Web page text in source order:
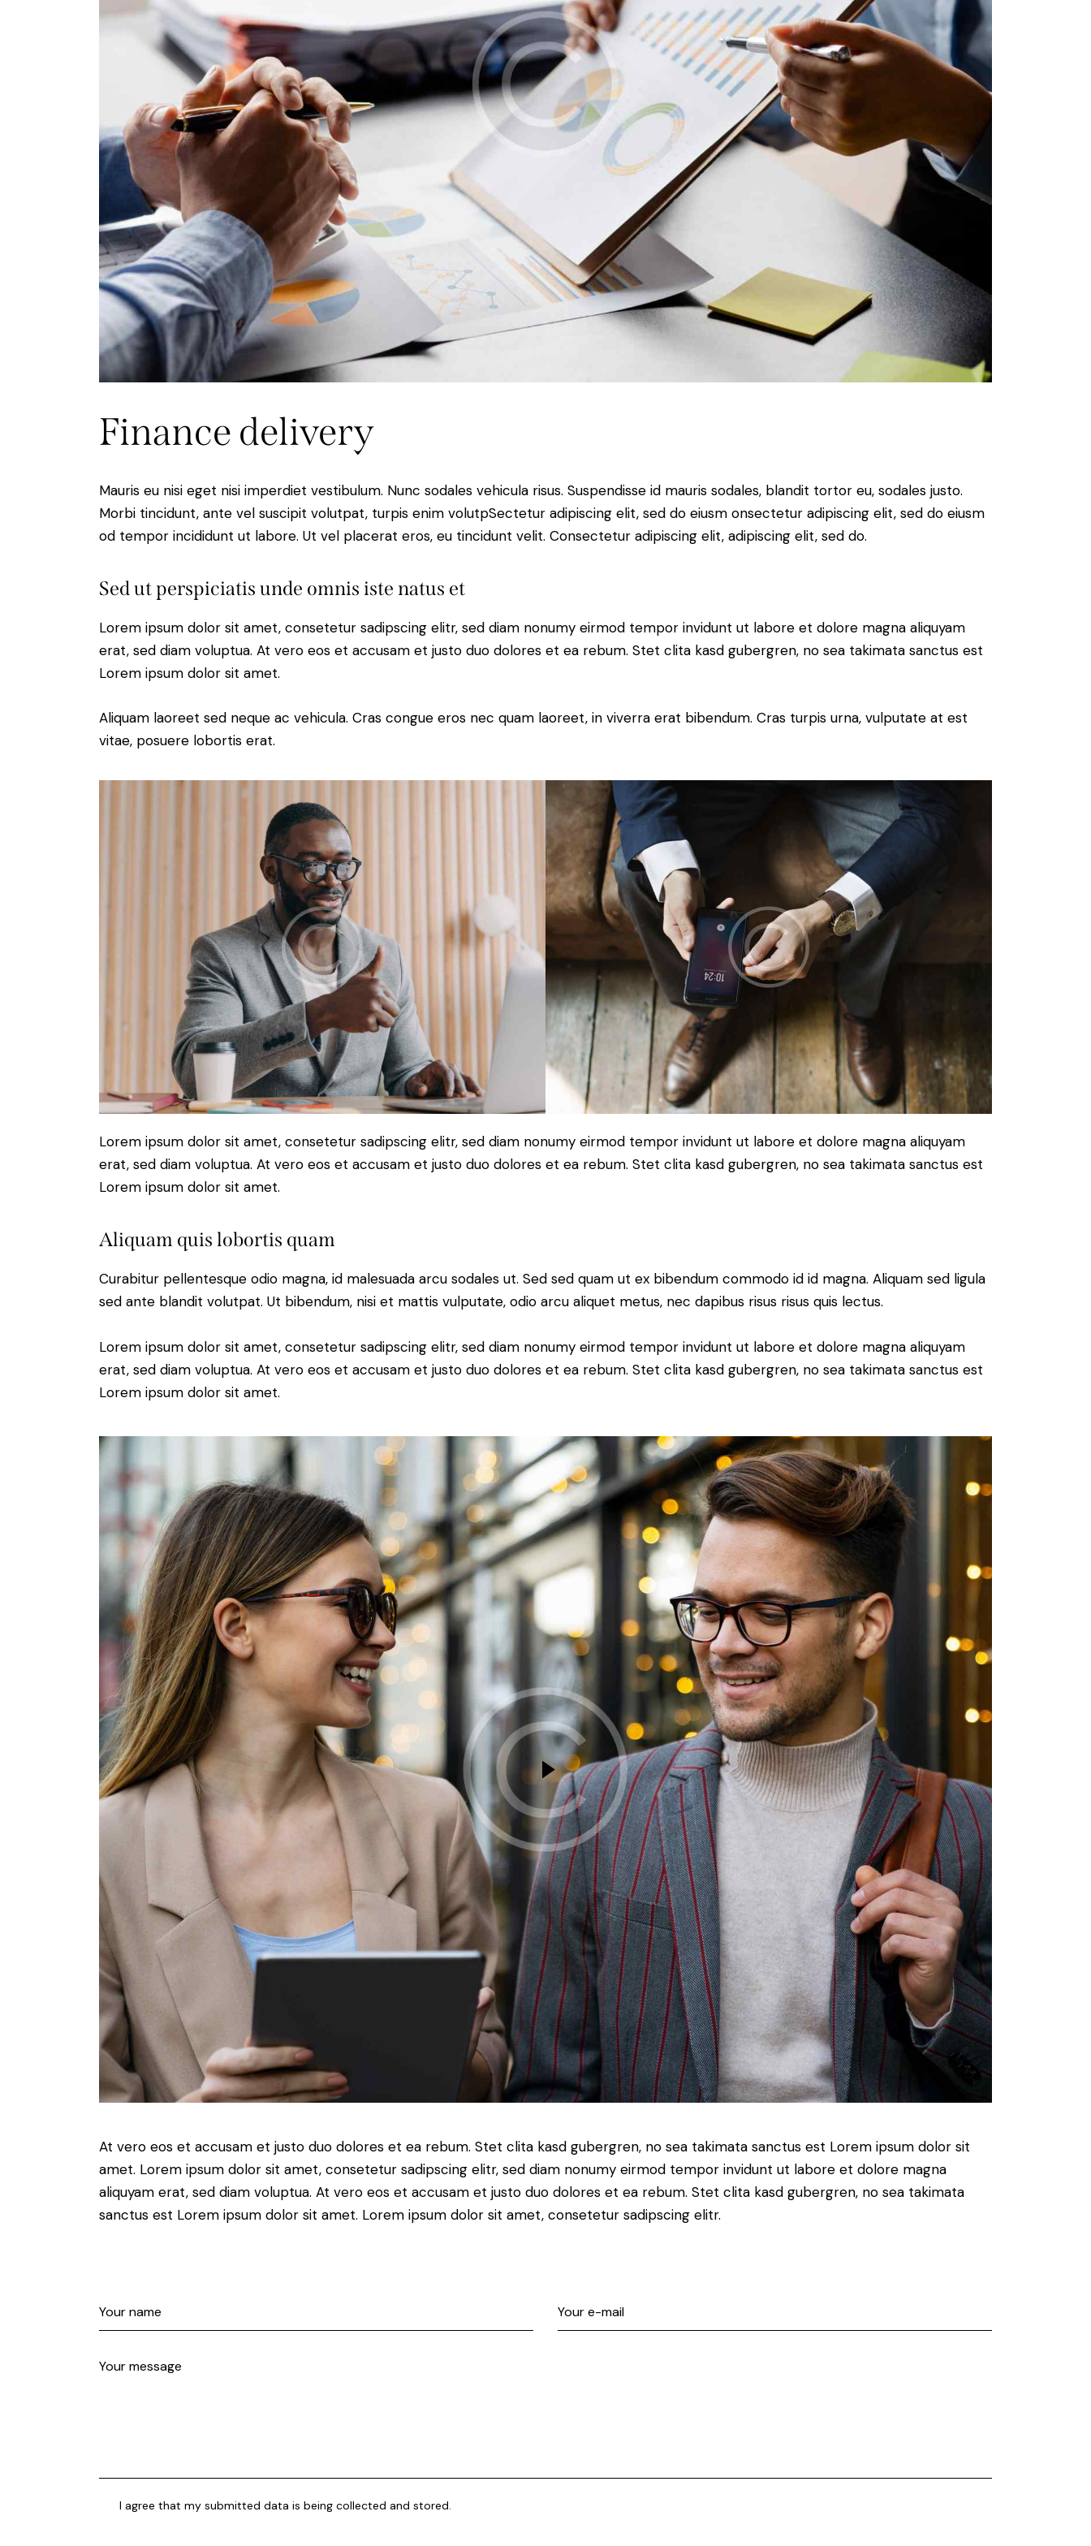
Finance delivery
Mauris eu nisi eget nisi imperdiet vestibulum. Nunc sodales vehicula risus. Suspendisse id mauris sodales, blandit tortor eu, sodales justo.
Morbi tincidunt, ante vel suscipit volutpat, turpis enim volutpSectetur adipiscing elit, sed do eiusm onsectetur adipiscing elit, sed do eiusm
od tempor incididunt ut labore. Ut vel placerat eros, eu tincidunt velit. Consectetur adipiscing elit, adipiscing elit, sed do.
Sed ut perspiciatis unde omnis iste natus et
Lorem ipsum dolor sit amet, consetetur sadipscing elitr, sed diam nonumy eirmod tempor invidunt ut labore et dolore magna aliquyam
erat, sed diam voluptua. At vero eos et accusam et justo duo dolores et ea rebum. Stet clita kasd gubergren, no sea takimata sanctus est
Lorem ipsum dolor sit amet.
Aliquam laoreet sed neque ac vehicula. Cras congue eros nec quam laoreet, in viverra erat bibendum. Cras turpis urna, vulputate at est
vitae, posuere lobortis erat.
Lorem ipsum dolor sit amet, consetetur sadipscing elitr, sed diam nonumy eirmod tempor invidunt ut labore et dolore magna aliquyam
erat, sed diam voluptua. At vero eos et accusam et justo duo dolores et ea rebum. Stet clita kasd gubergren, no sea takimata sanctus est
Lorem ipsum dolor sit amet.
Aliquam quis lobortis quam
Curabitur pellentesque odio magna, id malesuada arcu sodales ut. Sed sed quam ut ex bibendum commodo id id magna. Aliquam sed ligula
sed ante blandit volutpat. Ut bibendum, nisi et mattis vulputate, odio arcu aliquet metus, nec dapibus risus risus quis lectus.
Lorem ipsum dolor sit amet, consetetur sadipscing elitr, sed diam nonumy eirmod tempor invidunt ut labore et dolore magna aliquyam
erat, sed diam voluptua. At vero eos et accusam et justo duo dolores et ea rebum. Stet clita kasd gubergren, no sea takimata sanctus est
Lorem ipsum dolor sit amet.
At vero eos et accusam et justo duo dolores et ea rebum. Stet clita kasd gubergren, no sea takimata sanctus est Lorem ipsum dolor sit
amet. Lorem ipsum dolor sit amet, consetetur sadipscing elitr, sed diam nonumy eirmod tempor invidunt ut labore et dolore magna
aliquyam erat, sed diam voluptua. At vero eos et accusam et justo duo dolores et ea rebum. Stet clita kasd gubergren, no sea takimata
sanctus est Lorem ipsum dolor sit amet. Lorem ipsum dolor sit amet, consetetur sadipscing elitr.
I agree that my submitted data is being collected and stored.